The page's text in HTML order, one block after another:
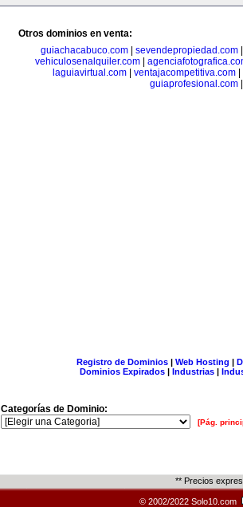
Otros dominios en venta:
guiachacabuco.com| sevendepropiedad.com
vehiculosenalquiler.com
laguiavirtual.com
ventajacompetitiva.com
guiaprofesional.com|
Registro de Dominios| Web Hosting |
Dominios Expirados | Industrias |
Categorías de Dominio:
[Pág.
** Precios
© 2002/2022 Solo10.com